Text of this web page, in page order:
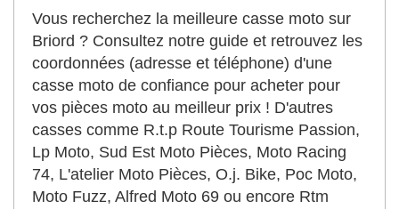
Vous recherchez la meilleure casse moto sur
Briord ? Consultez notre guide et retrouvez les
coordonnées (adresse et téléphone) d'une
casse moto de confiance pour acheter pour
vos pièces moto au meilleur prix ! D'autres
casses comme R.t.p Route Tourisme Passion,
Lp Moto, Sud Est Moto Pièces, Moto Racing
74, L'atelier Moto Pièces, O.j. Bike, Poc Moto,
Moto Fuzz, Alfred Moto 69 ou encore Rtm